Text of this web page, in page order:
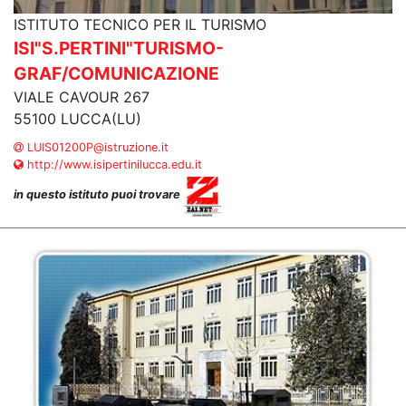
ISTITUTO TECNICO PER IL TURISMO
ISI"S.PERTINI"TURISMO-
GRAF/COMUNICAZIONE
VIALE CAVOUR 267
55100 LUCCA(LU)
LUIS01200P@istruzione.it
http://www.isipertinilucca.edu.it
in questo istituto puoi trovare